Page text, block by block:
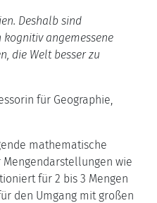
Deshalb sind
kognitiv angemessene
die Welt besser zu
für Geographie,
mathematische
wie
für 2 bis 3 Mengen
den Umgang mit großen